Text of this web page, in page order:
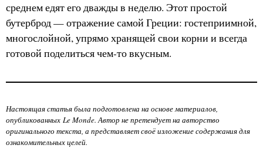
среднем едят его дважды в неделю. Этот простой
бутерброд — отражение самой Греции: гостеприимной,
многослойной, упрямо хранящей свои корни и всегда
готовой поделиться чем-то вкусным.
Настоящая статья была подготовлена на основе материалов,
опубликованных Le Monde. Автор не претендует на авторство
оригинального текста, а представляет своё изложение содержания для
ознакомительных целей.